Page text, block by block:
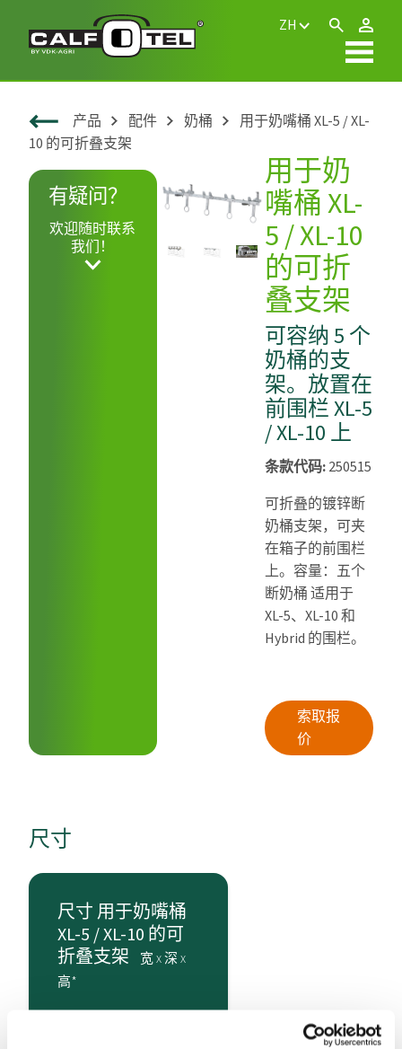
ZH
产品 配件 奶桶
用于奶嘴桶 XL-5 / XL-
10 的可折叠支架
有疑问？
欢迎随时联系
我们！
用于奶
嘴桶 XL-
5 / XL-10
的可折
叠支架
可容纳 5 个
奶桶的支
架。放置在
前围栏 XL-5
/ XL-10 上
条款代码:250515
可折叠的镀锌断
奶桶支架，可夹
在箱子的前围栏
上。容量：五个
断奶桶 适用于
XL-5、XL-10 和
Hybrid 的围栏。
索取报
价
尺寸
尺寸 用于奶嘴桶
XL-5 / XL-10 的可
折叠支架
宽 x 深 x
高*